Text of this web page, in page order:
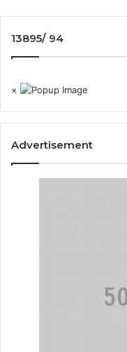
13895/ 94
×
Advertisement